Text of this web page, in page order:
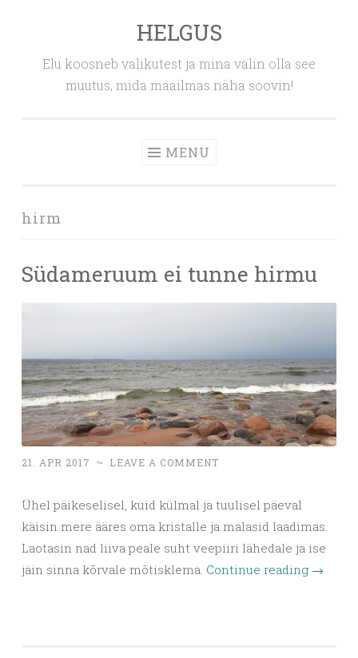
HELGUS
Elu koosneb valikutest ja mina valin olla see
muutus, mida maailmas näha soovin!
MENU
hirm
Südameruum ei tunne hirmu
21. APR 2017 ~ LEAVE A COMMENT
Ühel päikeselisel, kuid külmal ja tuulisel päeval
käisin mere ääres oma kristalle ja malasid laadimas.
Laotasin nad liiva peale suht veepiiri lähedale ja ise
jäin sinna kõrvale mõtisklema. Continue reading →